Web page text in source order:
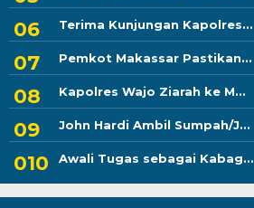
Terima Kunjungan Kapolres...
Pemkot Makassar Pastikan...
Kapolres Wajo Ziarah ke M...
John Hardi Ambil Sumpah/J...
Awali Tugas sebagai Kabag...